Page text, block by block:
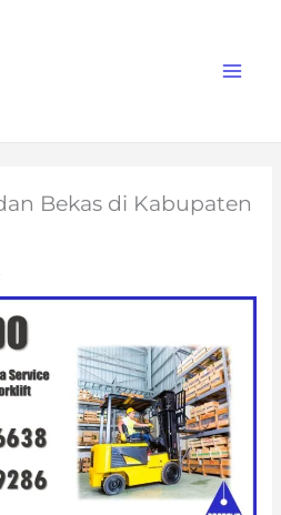
Bekas di Kabupaten